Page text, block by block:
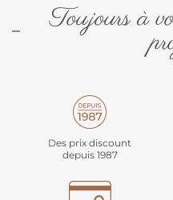
Toujours à
Des prix discount
depuis 1987